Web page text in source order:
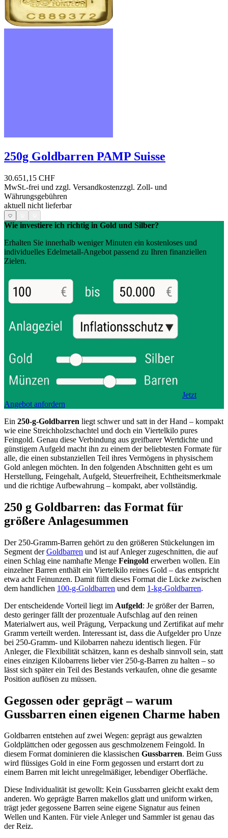
250g Goldbarren PAMP Suisse
30.651,15 CHF
MwSt.-frei und zzgl. Versandkostenzzgl. Zoll- und
Währungsgebühren
aktuell nicht lieferbar
Wie investiere ich richtig in Gold und Silber?
Erhalten Sie innerhalb weniger Minuten ein kostenloses und
individuelles Edelmetall-Angebot passend zu Ihren finanziellen
Zielen.
Jetzt
Angebot anfordern
Ein 250-g-Goldbarren liegt schwer und satt in der Hand – kompakt
wie eine Streichholzschachtel und doch ein Viertelkilo pures
Feingold. Genau diese Verbindung aus greifbarer Wertdichte und
günstigem Aufgeld macht ihn zu einem der beliebtesten Formate für
alle, die einen substanziellen Teil ihres Vermögens in physischem
Gold anlegen möchten. In den folgenden Abschnitten geht es um
Herstellung, Feingehalt, Aufgeld, Steuerfreiheit, Echtheitsmerkmale
und die richtige Aufbewahrung – kompakt, aber vollständig.
250 g Goldbarren: das Format für
größere Anlagesummen
Der 250-Gramm-Barren gehört zu den größeren Stückelungen im
Segment derGoldbarren und ist auf Anleger zugeschnitten, die auf
einen Schlag eine namhafte Menge Feingold erwerben wollen. Ein
einzelner Barren enthält ein Viertelkilo reines Gold – das entspricht
etwa acht Feinunzen. Damit füllt dieses Format die Lücke zwischen
dem handlichen 100-g-Goldbarren und dem 1-kg-Goldbarren.
Der entscheidende Vorteil liegt im Aufgeld: Je größer der Barren,
desto geringer fällt der prozentuale Aufschlag auf den reinen
Materialwert aus, weil Prägung, Verpackung und Zertifikat auf mehr
Gramm verteilt werden. Interessant ist, dass die Aufgelder pro Unze
bei 250-Gramm- und Kilobarren nahezu identisch liegen. Für
Anleger, die Flexibilität schätzen, kann es deshalb sinnvoll sein, statt
eines einzigen Kilobarrens lieber vier 250-g-Barren zu halten – so
lässt sich später ein Teil des Bestands verkaufen, ohne die gesamte
Position auflösen zu müssen.
Gegossen oder geprägt – warum
Gussbarren einen eigenen Charme haben
Goldbarren entstehen auf zwei Wegen: geprägt aus gewalzten
Goldplättchen oder gegossen aus geschmolzenem Feingold. In
diesem Format dominieren die klassischen Gussbarren. Beim Guss
wird flüssiges Gold in eine Form gegossen und erstarrt dort zu
einem Barren mit leicht unregelmäßiger, lebendiger Oberfläche.
Diese Individualität ist gewollt: Kein Gussbarren gleicht exakt dem
anderen. Wo geprägte Barren makellos glatt und uniform wirken,
trägt jeder gegossene Barren seine eigene Signatur aus feinen
Wellen und Kanten. Für viele Anleger und Sammler ist genau das
der Reiz.